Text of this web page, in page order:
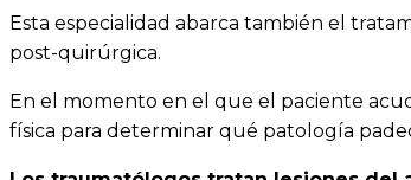
Esta especialidad abarca también el
post-quirúrgica.
En el momento en el que el paciente
física para determinar qué patología